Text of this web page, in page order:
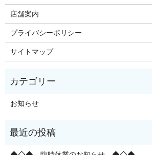
店舗案内
プライバシーポリシー
サイトマップ
お知らせ